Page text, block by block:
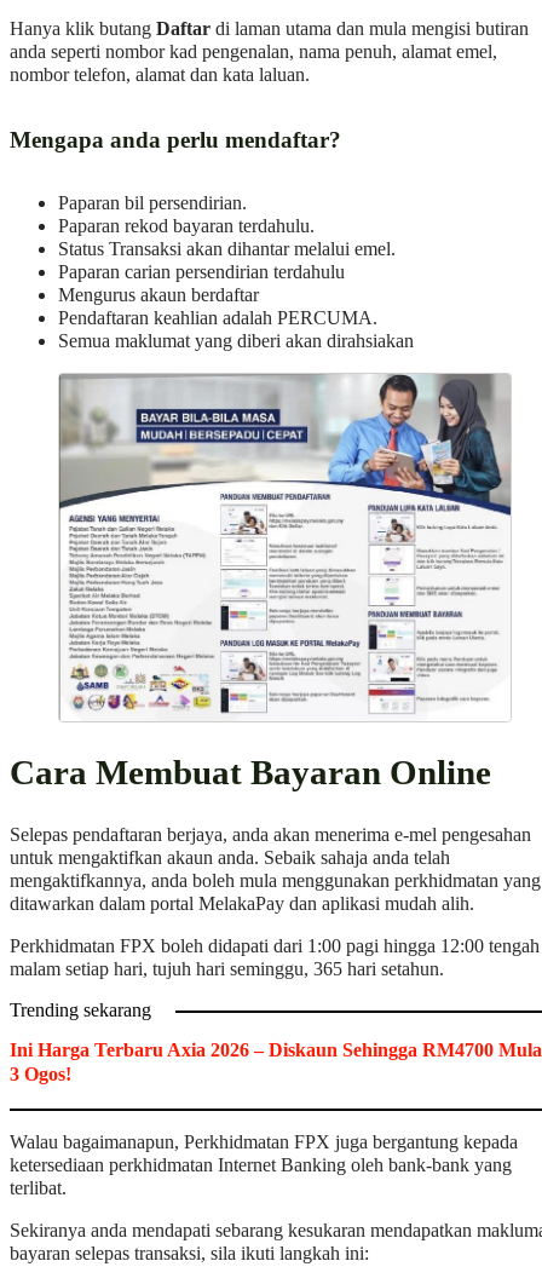
Hanya klik butang Daftar di laman utama dan mula mengisi butiran
anda seperti nombor kad pengenalan, nama penuh, alamat emel,
nombor telefon, alamat dan kata laluan.
Mengapa anda perlu mendaftar?
Paparan bil persendirian.
Paparan rekod bayaran terdahulu.
Status Transaksi akan dihantar melalui emel.
Paparan carian persendirian terdahulu
Mengurus akaun berdaftar
Pendaftaran keahlian adalah PERCUMA.
Semua maklumat yang diberi akan dirahsiakan
Cara Membuat Bayaran Online
Selepas pendaftaran berjaya, anda akan menerima e-mel pengesahan
untuk mengaktifkan akaun anda. Sebaik sahaja anda telah
mengaktifkannya, anda boleh mula menggunakan perkhidmatan yang
ditawarkan dalam portal MelakaPay dan aplikasi mudah alih.
Perkhidmatan FPX boleh didapati dari 1:00 pagi hingga 12:00 tengah
malam setiap hari, tujuh hari seminggu, 365 hari setahun.
Trending sekarang
Ini Harga Terbaru Axia 2026 – Diskaun Sehingga RM4700
3 Ogos!
Walau bagaimanapun, Perkhidmatan FPX juga bergantung kepada
ketersediaan perkhidmatan Internet Banking oleh bank-bank yang
terlibat.
Sekiranya anda mendapati sebarang kesukaran mendapatkan
bayaran selepas transaksi, sila ikuti langkah ini: